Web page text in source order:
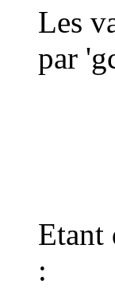
Les
par
Etant
: